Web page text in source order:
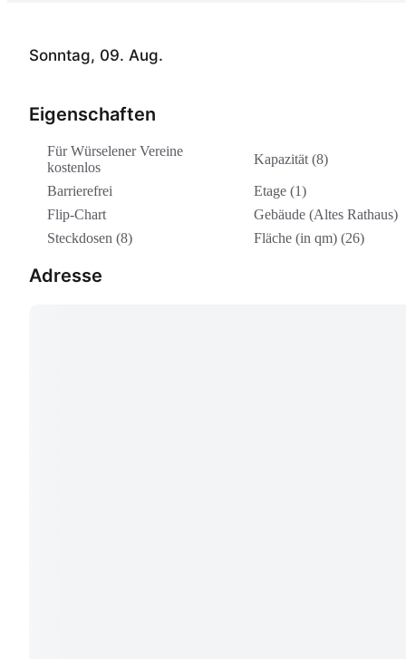
Sonntag, 09. Aug.
Eigenschaften
Für Würselener Vereine
kostenlos
Kapazität (8)
Barrierefrei
Etage (1)
Flip-Chart
Gebäude (Altes Rathaus)
Steckdosen (8)
Fläche (in qm) (26)
Adresse